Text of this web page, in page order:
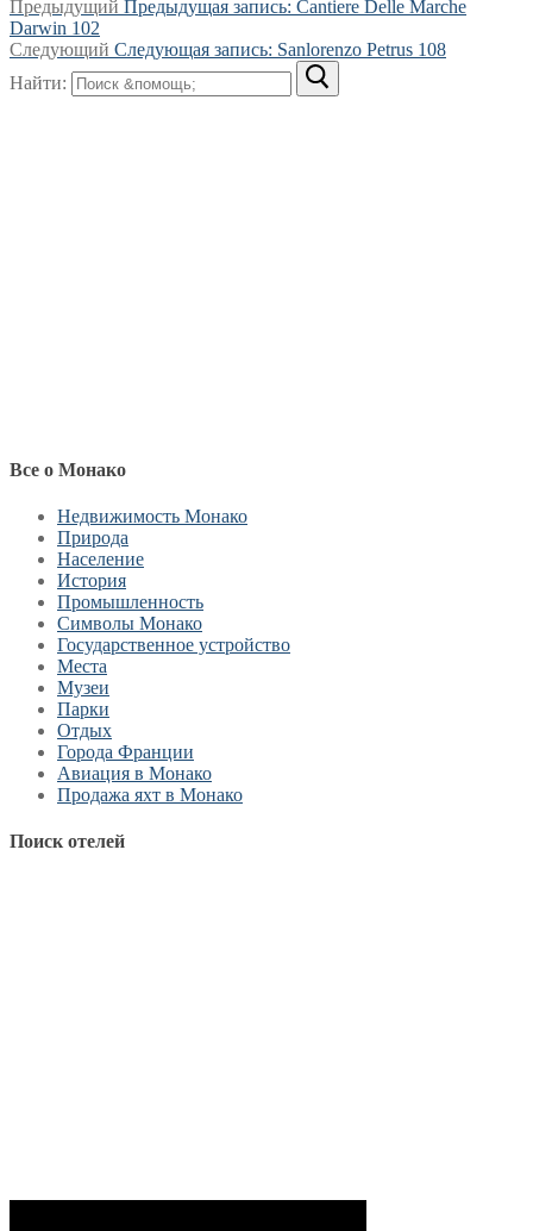
Предыдущий Предыдущая запись: Cantiere Delle Marche
Darwin 102
Следующий Следующая запись: Sanlorenzo Petrus 108
Найти:
Все о Монако
Недвижимость Монако
Природа
Население
История
Промышленность
Символы Монако
Государственное устройство
Места
Музеи
Парки
Отдых
Города Франции
Авиация в Монако
Продажа яхт в Монако
Поиск отелей